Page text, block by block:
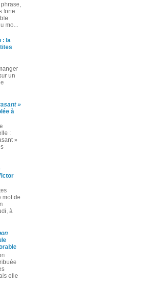
forte
mo...
: la
un
»
à
:
»
mot de
à
elle